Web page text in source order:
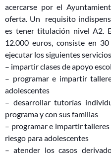
acercarse por el
oferta. Un requisito
es tener titulación nivel A2.
12.000 euros, consiste en
ejecutar los siguientes
– impartir clases de apoyo
– programar e impartir
adolescentes
– desarrollar tutorías
programa y con sus familias
– programar e impartir
riesgo para adolescentes
– atender los casos